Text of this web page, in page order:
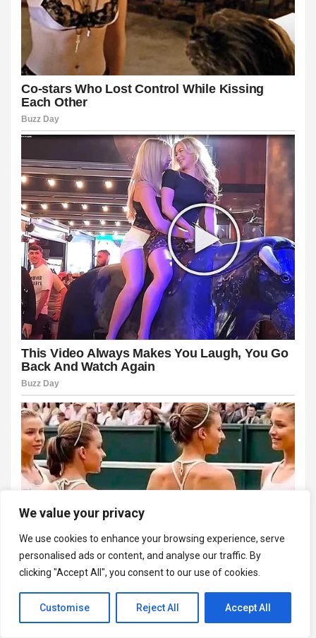
We value your privacy
We use cookies to enhance your browsing experience, serve
personalised ads or content, and analyse our traffic. By
clicking "Accept All", you consent to our use of cookies.
Customise Reject All Accept All